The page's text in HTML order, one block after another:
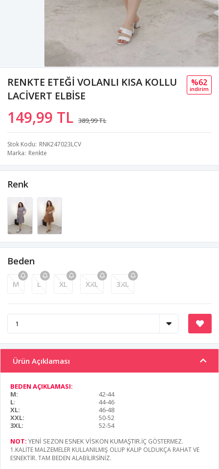
RENKTE ETEĞİ VOLANLI KISA KOLLU
LACİVERT ELBİSE
149,99 TL 389,99 TL
%62
i̇ndi̇ri̇m
Stok Kodu RNK247023LCV
Marka Renkte
Renk
Beden
M L XL XXL 3XL
Ürün Açıklaması
BEDEN AÇIKLAMASI:
M:
42-44
L:
44-46
XL:
46-48
XXL:
50-52
3XL:
52-54
NOT: YENİ SEZON ESNEK VİSKON KUMAŞTIR.İÇ GÖSTERMEZ.
1.KALİTE MALZEMELER KULLANILMIŞ OLUP KALIP OLDUKÇA RAHAT VE
ESNEKTİR. TAM BEDEN ALABİLİRSİNİZ.